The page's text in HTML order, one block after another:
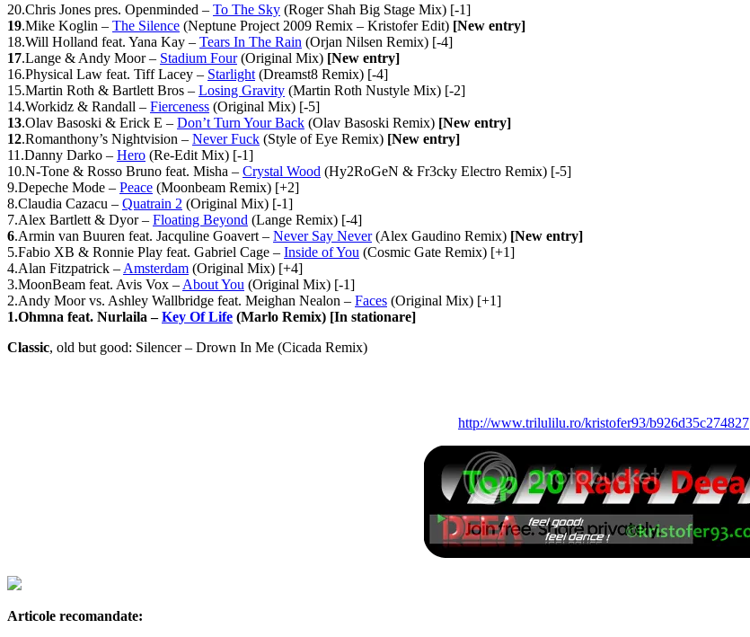
20.Chris Jones pres. Openminded – To The Sky (Roger Shah Big Stage Mix) [-1]
19.Mike Koglin – The Silence (Neptune Project 2009 Remix – Kristofer Edit) [New entry]
18.Will Holland feat. Yana Kay – Tears In The Rain (Orjan Nilsen Remix) [-4]
17.Lange & Andy Moor – Stadium Four(Original Mix) [New entry]
16.Physical Law feat. Tiff Lacey – Starlight (Dreamst8 Remix) [-4]
15.Martin Roth & Bartlett Bros – Losing Gravity (Martin Roth Nustyle Mix) [-2]
14.Workidz & Randall – Fierceness (Original Mix) [-5]
13.Olav Basoski & Erick E – Don’t Turn Your Back (Olav Basoski Remix) [New entry]
12.Romanthony’s Nightvision – Never Fuck (Style of Eye Remix) [New entry]
11.Danny Darko – Hero (Re-Edit Mix) [-1]
10.N-Tone & Rosso Bruno feat. Misha – Crystal Wood (Hy2RoGeN & Fr3cky Electro Remix) [-5]
9.Depeche Mode – Peace (Moonbeam Remix) [+2]
8.Claudia Cazacu – Quatrain 2 (Original Mix) [-1]
7.Alex Bartlett & Dyor – Floating Beyond (Lange Remix) [-4]
6.Armin van Buuren feat. Jacquline Goavert – Never Say Never(Alex Gaudino Remix) [New entry]
5.Fabio XB & Ronnie Play feat. Gabriel Cage – Inside of You (Cosmic Gate Remix) [+1]
4.Alan Fitzpatrick – Amsterdam (Original Mix) [+4]
3.MoonBeam feat. Avis Vox – About You (Original Mix) [-1]
2.Andy Moor vs. Ashley Wallbridge feat. Meighan Nealon – Faces (Original Mix) [+1]
1.Ohmna feat. Nurlaila –Key Of Life (Marlo Remix) [In stationare]
Classic, old but good: Silencer – Drown In Me (Cicada Remix)
http://www.trilulilu.ro/kristofer93/b926d35c274827
Articole recomandate: